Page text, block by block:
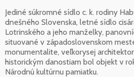
Jediné súkromné sídlo c. k. rodiny
dnešného Slovenska, letné sídlo
Lotrinského a jeho manželky,
situované v západoslovenskom
monumentalite, veľkorysej
historickým danostiam bol objekt v
Národnú kultúrnu pamiatku.